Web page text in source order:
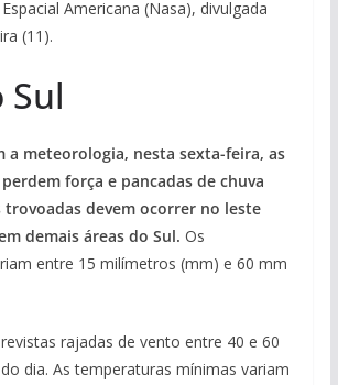
Americana (Nasa), divulgada
(11).
Sul
a meteorologia, nesta sexta-feira, as
força e pancadas de chuva
trovoadas devem ocorrer no leste
demais áreas do Sul. Os
entre 15 milímetros (mm) e 60 mm
rajadas de vento entre 40 e 60
dia. As temperaturas mínimas variam